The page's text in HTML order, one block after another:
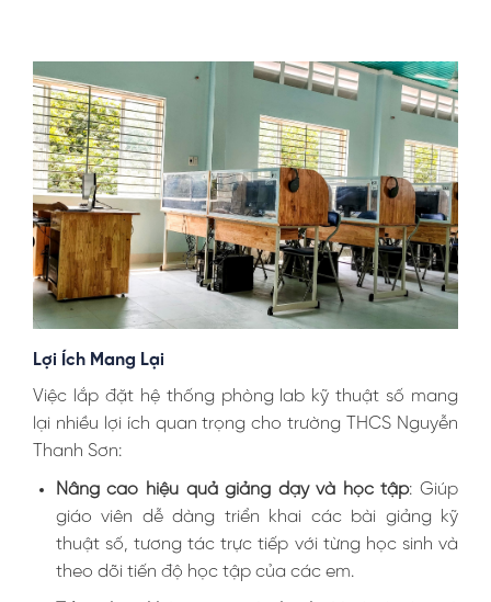
Lợi Ích Mang Lại
Việc lắp đặt hệ thống phòng lab kỹ thuật số mang
lại nhiều lợi ích quan trọng cho trường THCS Nguyễn
Thanh Sơn:
Nâng cao hiệu quả giảng dạy và học tập: Giúp
giáo viên dễ dàng triển khai các bài giảng kỹ
thuật số, tương tác trực tiếp với từng học sinh và
theo dõi tiến độ học tập của các em.